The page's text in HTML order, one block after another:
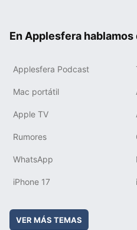
En Applesfera hablamos
Applesfera Podcast
Mac portátil
Apple TV
Rumores
WhatsApp
iPhone 17
VER MÁS TEMAS